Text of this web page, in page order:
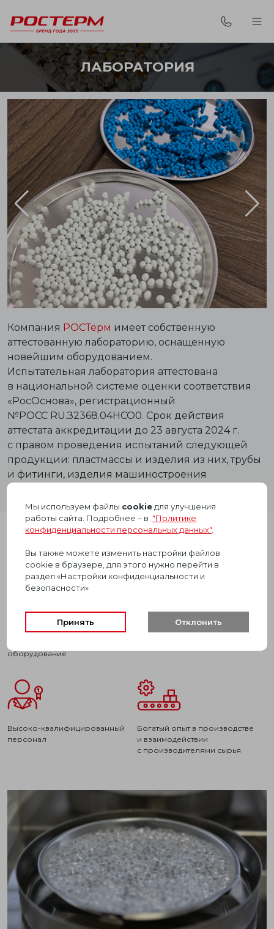
ЛАБОРАТОРИЯ
Компания РОСТерм имеет собственную
аттестованную лабораторию, оснащенную
новейшим оборудованием.
Испытательная лаборатория аттестована
в национальной системе оценки соответствия
«РосОснова», регистрационный
№РОСС RU.З2368.04HCO0. Срок действия
аттестата аккредитации до 23 августа 2024 г.
c правом проведения испытаний следующей
продукции: пластмассы и изделия из них, трубы
и фитинги, изделия машиностроения
и приборостроения, краны, клапаны, фильтры.
ПРЕИМУЩЕСТВА ЛАБОРАТОРИИ
РОСТЕРМ:
оборудование
средства измерений
высоко-квалифицированный
персонал
богатый опыт в производстве
и взаимодействии
с производителями сырья
Мы используем файлы cookie для улучшения
работы сайта. Подробнее – в "Политике
конфиденциальности персональных данных"
Вы также можете изменить настройки файлов
cookie в браузере, для этого нужно перейти в
раздел «Настройки конфиденциальности и
безопасности»
Принять Отклонить